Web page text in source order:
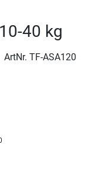
40 kg
ArtNr. TF-ASA120